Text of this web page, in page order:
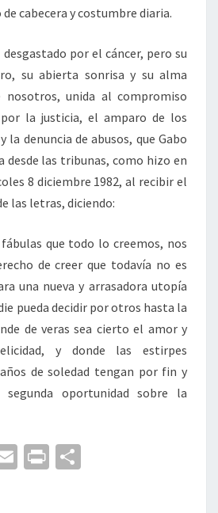
cabecera y costumbre diaria.
por el cáncer, pero su
su abierta sonrisa y su alma
nosotros, unida al compromiso
la justicia, el amparo de los
la denuncia de abusos, que Gabo
desde las tribunas, como hizo en
8 diciembre 1982, al recibir el
las letras, diciendo:
que todo lo creemos, nos
de creer que todavía no es
una nueva y arrasadora utopía
pueda decidir por otros hasta la
de veras sea cierto el amor y
y donde las estirpes
de soledad tengan por fin y
oportunidad sobre la
E
Pr